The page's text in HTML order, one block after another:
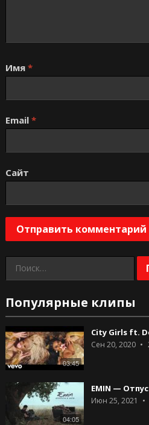
Имя *
Email *
Сайт
Найти:
Популярные клипы
03:45
City Girls ft.
Сен 20, 2020
04:05
EMIN —
Июн 25, 2021